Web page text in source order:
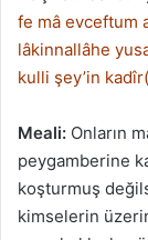
fe mâ evceftum
lâkinnallâhe
kulli şey’in
Meali: Onların
peygamberine
koşturmuş
kimselerin